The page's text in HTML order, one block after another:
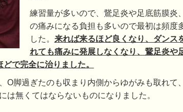
練習量が多いので、鵞足炎や足底筋膜炎
の痛みになる負担も多いので最初は頻度
した。 来れば来るほど良くなり、ダンス
れても痛みに発展しなくなり、鵞足炎や
で完全に治りました。
O脚過ぎたのも収まり内側からゆがみも取れて
は無くてはならないものになりました。